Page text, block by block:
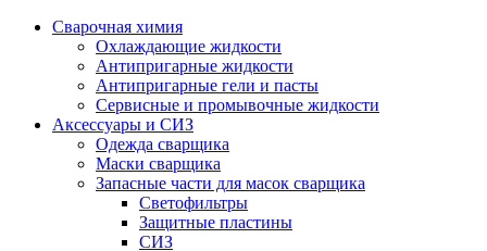
Сварочная химия
Охлаждающие жидкости
Антипригарные жидкости
Антипригарные гели и пасты
Сервисные и промывочные жидкости
Аксессуары и СИЗ
Одежда сварщика
Маски сварщика
Запасные части для масок сварщика
Светофильтры
Защитные пластины
СИЗ